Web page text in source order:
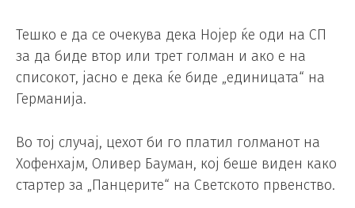
Тешко е да се очекува дека Нојер ќе оди на СП
за да биде втор или трет голман и ако е на
списокот, јасно е дека ќе биде „единицата“ на
Германија.
Во тој случај, цехот би го платил голманот на
Хофенхајм, Оливер Бауман, кој беше виден како
стартер за „Панцерите“ на Светското првенство.